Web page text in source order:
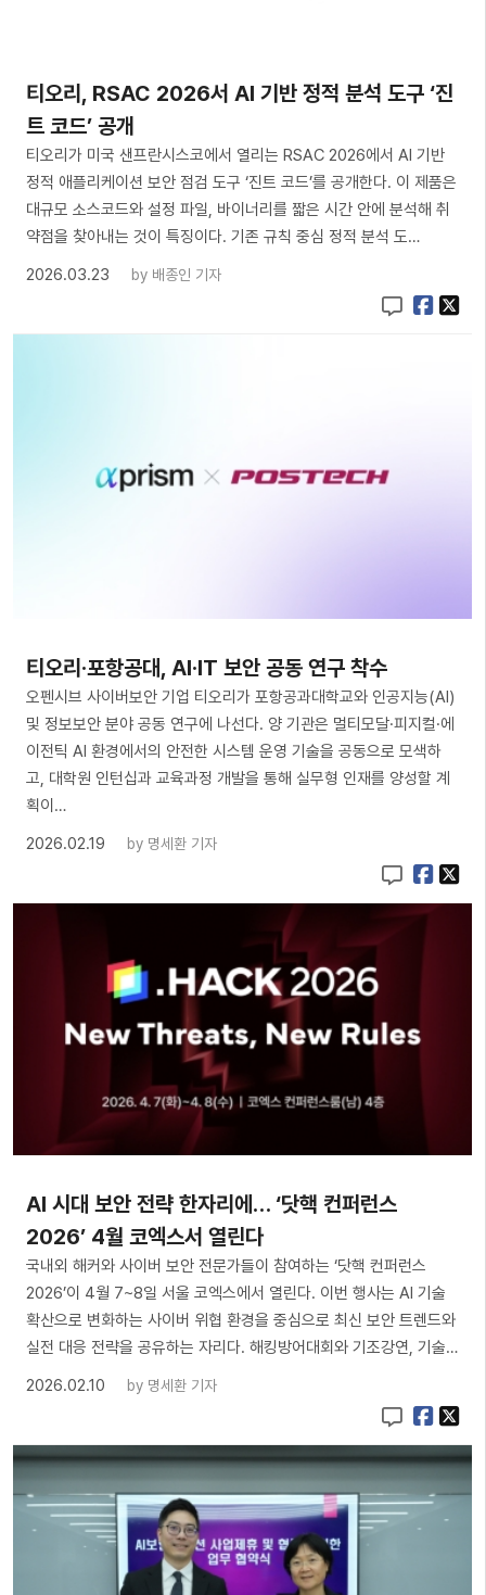
티오리, RSAC 2026서 AI 기반 정적 분석 도구 ‘진
트 코드’ 공개
티오리가 미국 샌프란시스코에서 열리는 RSAC 2026에서 AI 기반
정적 애플리케이션 보안 점검 도구 ‘진트 코드’를 공개한다. 이 제품은
대규모 소스코드와 설정 파일, 바이너리를 짧은 시간 안에 분석해 취
약점을 찾아내는 것이 특징이다. 기존 규칙 중심 정적 분석 도…
2026.03.23
by 배종인 기자
티오리·포항공대, AI·IT 보안 공동 연구 착수
오펜시브 사이버보안 기업 티오리가 포항공과대학교와 인공지능(AI)
및 정보보안 분야 공동 연구에 나선다. 양 기관은 멀티모달·피지컬·에
이전틱 AI 환경에서의 안전한 시스템 운영 기술을 공동으로 모색하
고, 대학원 인턴십과 교육과정 개발을 통해 실무형 인재를 양성할 계
획이…
2026.02.19
by 명세환 기자
AI 시대 보안 전략 한자리에… ‘닷핵 컨퍼런스
2026’ 4월 코엑스서 열린다
국내외 해커와 사이버 보안 전문가들이 참여하는 ‘닷핵 컨퍼런스
2026’이 4월 7~8일 서울 코엑스에서 열린다. 이번 행사는 AI 기술
확산으로 변화하는 사이버 위협 환경을 중심으로 최신 보안 트렌드와
실전 대응 전략을 공유하는 자리다. 해킹방어대회와 기조강연, 기술…
2026.02.10
by 명세환 기자